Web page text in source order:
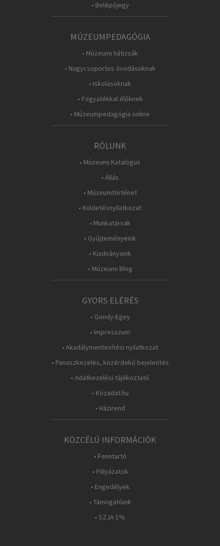
• Belépőjegy
MÚZEUMPEDAGÓGIA
• Múzeumi hátizsák
• Nagycsoportos óvodásoknak
• Iskolásoknak
• Fogyatékkal élőknek
• Múzeumpedagógia online
RÓLUNK
• Múzeumi Katalógus
• Állás
• Múzeumtörténet
• Küldetésnyilatkozat
• Munkatársak
• Gyűjteményeink
• Kiadványaink
• Múzeumi Blog
GYORS ELÉRÉS
• Gondy-Egey
• Impresszum
• Akadálymentesítési nyilatkozat
• Panaszkezelés, közérdekű bejelentés
• Adatkezelési tájékoztató
• Közadat.hu
• Házirend
KÖZCÉLÚ INFORMÁCIÓK
• Fenntartó
• Pályázatok
• Engedélyek
• Támogatóink
• SZJA 1%